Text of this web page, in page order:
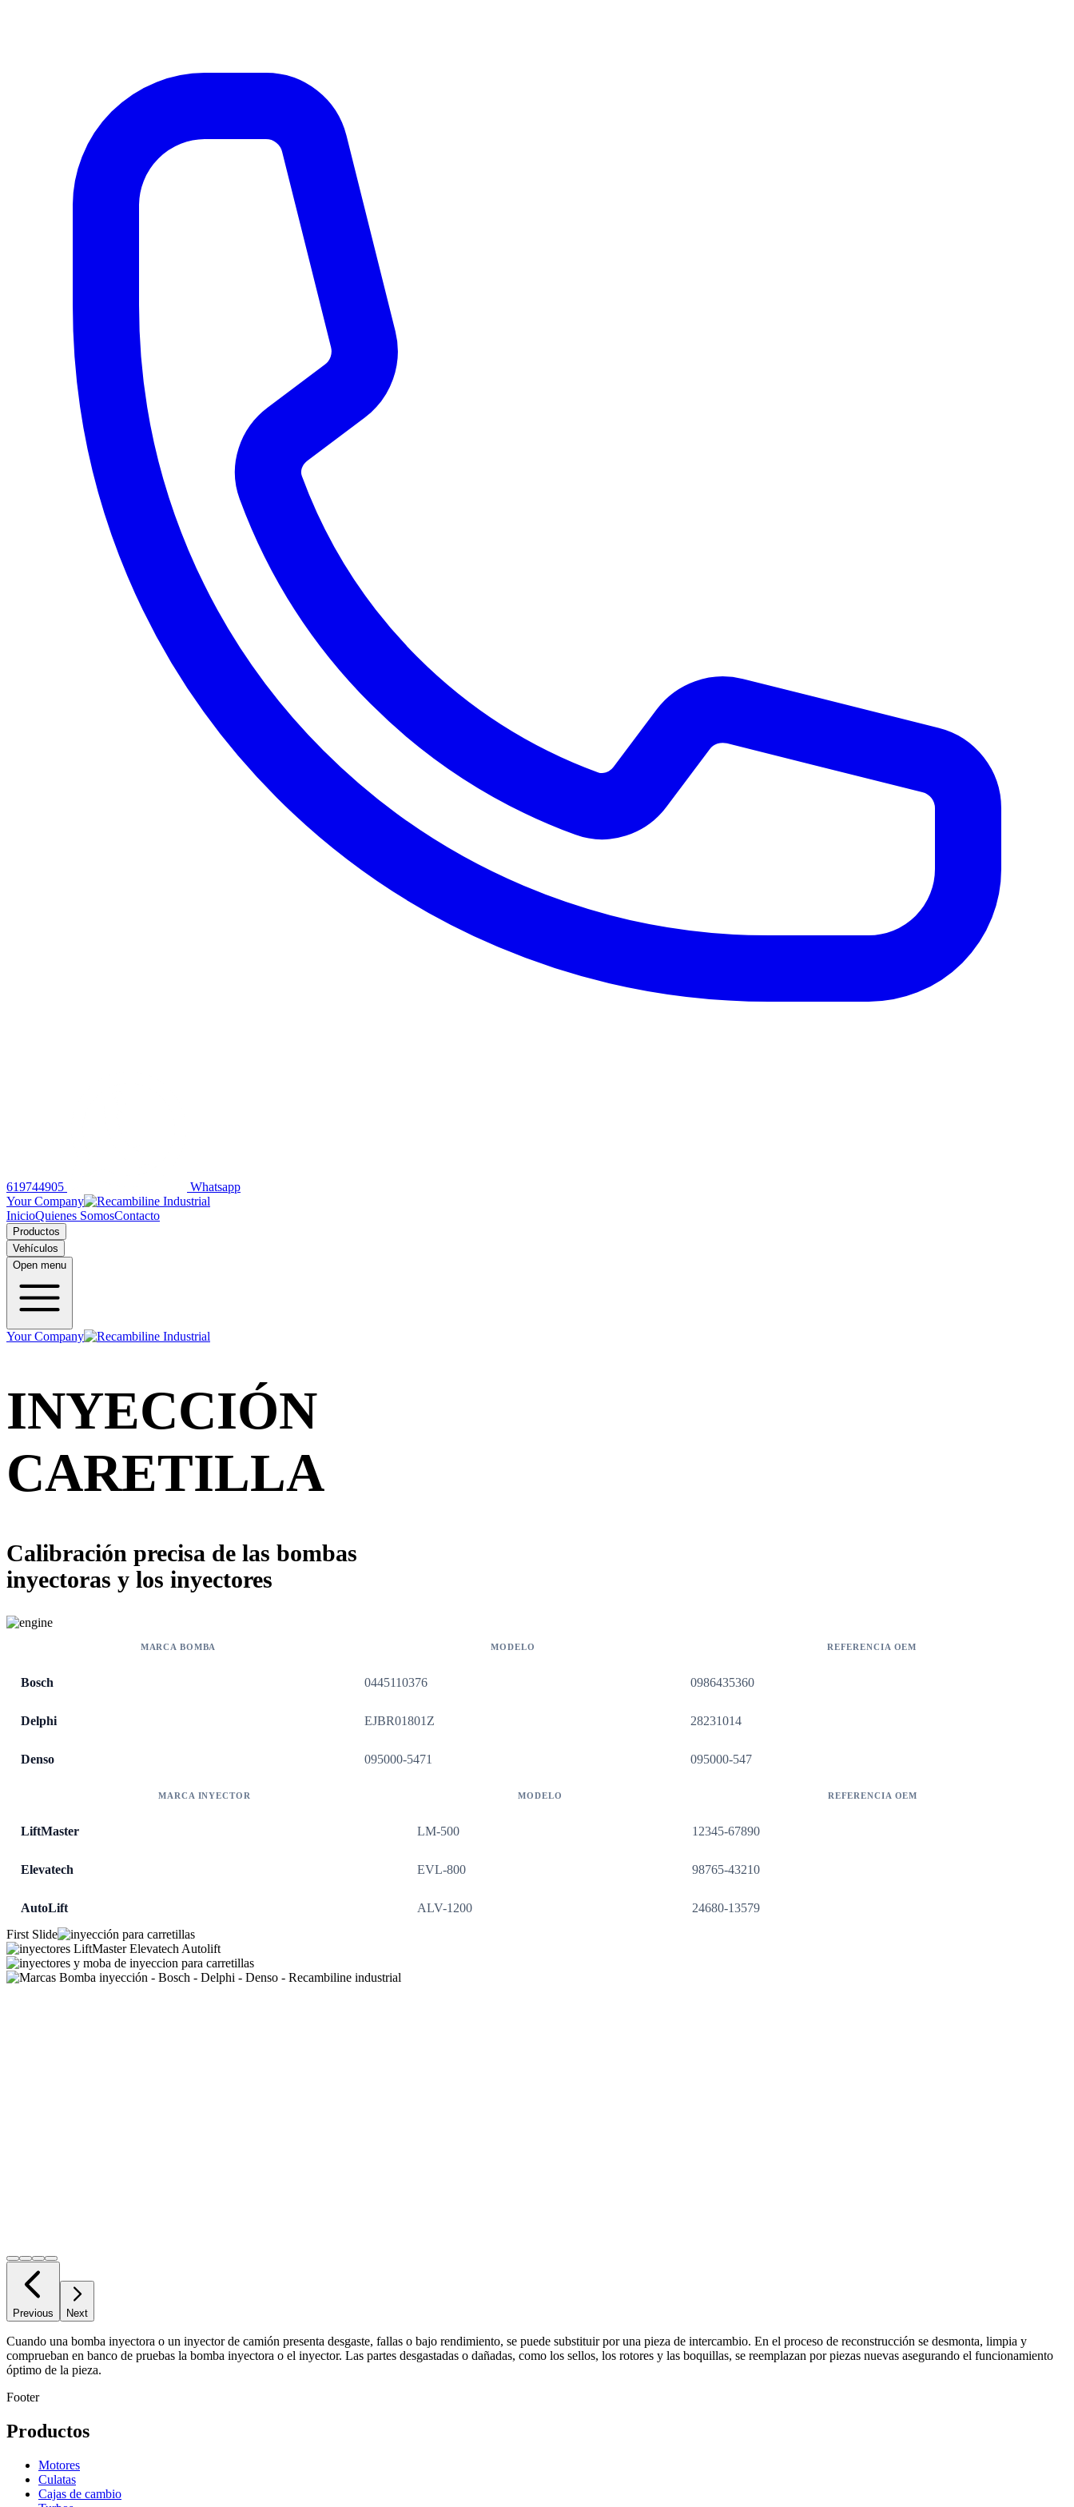
619744905
Whatsapp
Your Company
InicioQuienes SomosContacto
Productos
Vehículos
Open menu
Your Company
INYECCIÓN
CARETILLA
Calibración precisa de las bombas
inyectoras y los inyectores
MARCA BOMBA MODELO REFERENCIA OEM
Bosch 0445110376 0986435360
Delphi EJBR01801Z 28231014
Denso 095000-5471 095000-547
MARCA INYECTOR MODELO REFERENCIA OEM
LiftMaster LM-500 12345-67890
Elevatech EVL-800 98765-43210
AutoLift ALV-1200
24680-13579
First Slide
Previous Next
Cuando una bomba inyectora o un inyector de camión presenta desgaste, fallas o bajo rendimiento, se puede substituir por una pieza de intercambio. En el proceso de reconstrucción se desmonta, limpia y
comprueban en banco de pruebas la bomba inyectora o el inyector. Las partes desgastadas o dañadas, como los sellos, los rotores y las boquillas, se reemplazan por piezas nuevas asegurando el funcionamiento
óptimo de la pieza.
Footer
Productos
Motores
Culatas
Cajas de cambio